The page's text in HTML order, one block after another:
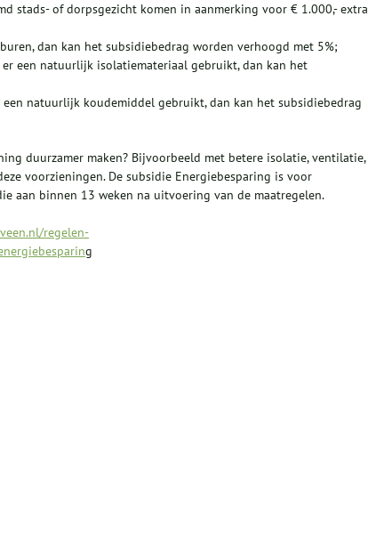
stads- of dorpsgezicht komen in aanmerking voor € 1.000,- extra
dan kan het subsidiebedrag worden verhoogd met 5%;
een natuurlijk isolatiemateriaal gebruikt, dan kan het
natuurlijk koudemiddel gebruikt, dan kan het subsidiebedrag
duurzamer maken? Bijvoorbeeld met betere isolatie, ventilatie,
voorzieningen. De subsidie Energiebesparing is voor
aan binnen 13 weken na uitvoering van de maatregelen.
regelen-
g